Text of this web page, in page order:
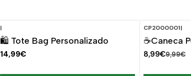
|
🛍️ Tote Bag Personalizado
14,99€
-10%
CP2000001|
☕Caneca
8,99€9,99€